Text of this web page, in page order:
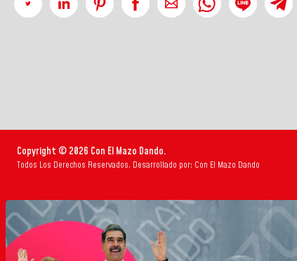
Copyright © 2026 Con El Mazo Dando.
Todos Los Derechos Reservados. Desarrollado por: Con El Mazo Dando